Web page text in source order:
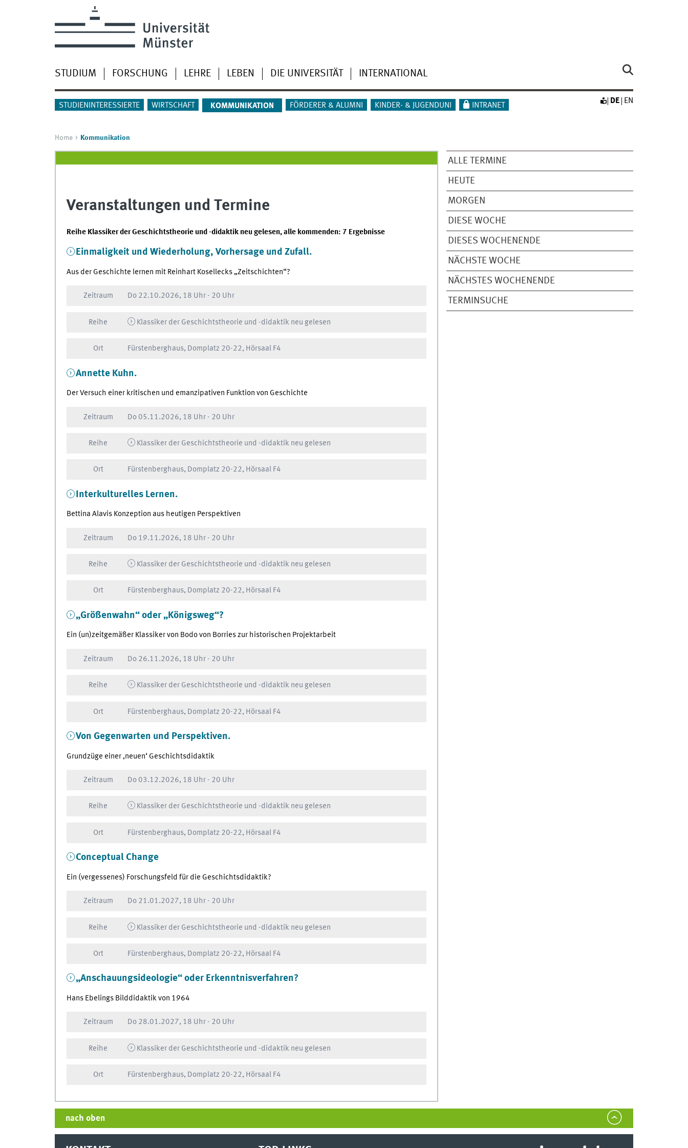
STUDIUM FORSCHUNG LEHRE LEBEN DIE UNIVERSITÄT INTERNATIONAL
STUDIENINTERESSIERTE WIRTSCHAFT KOMMUNIKATION FÖRDERER & ALUMNI KINDER- & JUGENDUNI INTRANET
DE EN
Home Kommunikation
ALLE TERMINE
HEUTE
MORGEN
DIESE WOCHE
DIESES WOCHENENDE
NÄCHSTE WOCHE
NÄCHSTES WOCHENENDE
TERMINSUCHE
Veranstaltungen und Termine
Reihe Klassiker der Geschichtstheorie und -didaktik neu gelesen, alle kommenden: 7 Ergebnisse
Einmaligkeit und Wiederholung, Vorhersage und Zufall.
Aus der Geschichte lernen mit Reinhart Kosellecks „Zeitschichten“?
Zeitraum Do22.10.2026, 18 Uhr- 20 Uhr
Reihe Klassiker der Geschichtstheorie und -didaktik neu gelesen
Ort Fürstenberghaus, Domplatz 20-22, Hörsaal F4
Annette Kuhn.
Der Versuch einer kritischen und emanzipativen Funktion von Geschichte
Zeitraum Do05.11.2026, 18 Uhr- 20 Uhr
Reihe Klassiker der Geschichtstheorie und -didaktik neu gelesen
Ort Fürstenberghaus, Domplatz 20-22, Hörsaal F4
Interkulturelles Lernen.
Bettina Alavis Konzeption aus heutigen Perspektiven
Zeitraum Do19.11.2026, 18 Uhr- 20 Uhr
Reihe Klassiker der Geschichtstheorie und -didaktik neu gelesen
Ort Fürstenberghaus, Domplatz 20-22, Hörsaal F4
„Größenwahn“ oder „Königsweg“?
Ein (un)zeitgemäßer Klassiker von Bodo von Borries zur historischen Projektarbeit
Zeitraum Do26.11.2026, 18 Uhr- 20 Uhr
Reihe Klassiker der Geschichtstheorie und -didaktik neu gelesen
Ort Fürstenberghaus, Domplatz 20-22, Hörsaal F4
Von Gegenwarten und Perspektiven.
Grundzüge einer ‚neuen‘ Geschichtsdidaktik
Zeitraum Do03.12.2026, 18 Uhr- 20 Uhr
Reihe Klassiker der Geschichtstheorie und -didaktik neu gelesen
Ort Fürstenberghaus, Domplatz 20-22, Hörsaal F4
Conceptual Change
Ein (vergessenes) Forschungsfeld für die Geschichtsdidaktik?
Zeitraum Do21.01.2027, 18 Uhr- 20 Uhr
Reihe Klassiker der Geschichtstheorie und -didaktik neu gelesen
Ort Fürstenberghaus, Domplatz 20-22, Hörsaal F4
„Anschauungsideologie“ oder Erkenntnisverfahren?
Hans Ebelings Bilddidaktik von 1964
Zeitraum Do28.01.2027, 18 Uhr- 20 Uhr
Reihe Klassiker der Geschichtstheorie und -didaktik neu gelesen
Ort Fürstenberghaus, Domplatz 20-22, Hörsaal F4
nach oben